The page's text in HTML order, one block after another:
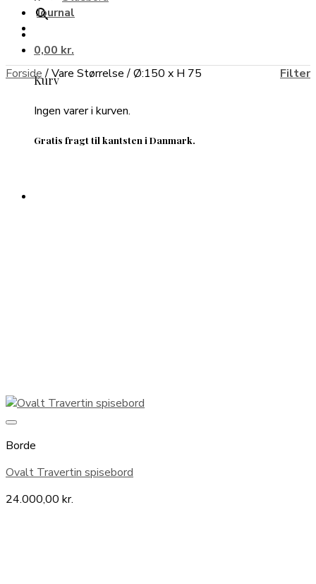
0,00 kr.
Kurv
Ingen varer i kurven.
Gratis fragt til kantsten i Danmark.
Journal
Forside /Vare Størrelse/Ø:150 x H 75 Filter
Borde
Ovalt Travertin spisebord
24.000,00 kr.